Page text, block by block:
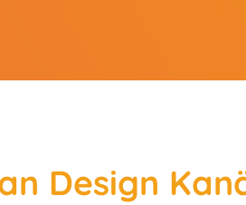
Design